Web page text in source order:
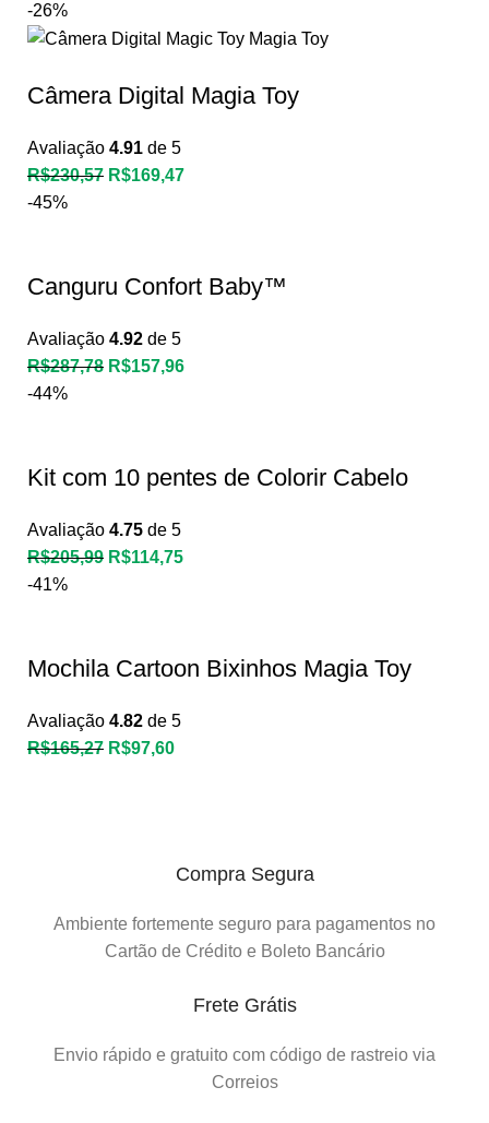
-26%
Câmera Digital Magia Toy
Avaliação 4.91 de 5
R$230,57 R$169,47
-45%
Canguru Confort Baby™
Avaliação 4.92 de 5
R$287,78 R$157,96
-44%
Kit com 10 pentes de Colorir Cabelo
Avaliação 4.75 de 5
R$205,99 R$114,75
-41%
Mochila Cartoon Bixinhos Magia Toy
Avaliação 4.82 de 5
R$165,27 R$97,60
Compra Segura
Ambiente fortemente seguro para pagamentos no
Cartão de Crédito e Boleto Bancário
Frete Grátis
Envio rápido e gratuito com código de rastreio via
Correios